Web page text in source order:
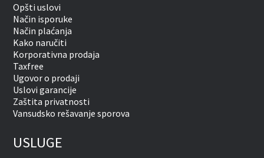
Opšti uslovi
Način isporuke
Način plaćanja
Kako naručiti
Korporativna prodaja
Taxfree
Ugovor o prodaji
Uslovi garancije
Zaštita privatnosti
Vansudsko rešavanje sporova
USLUGE